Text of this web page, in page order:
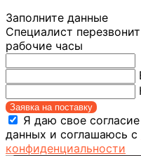
Заполните данные
Специалист
рабочие часы
Заявка на поставку
Я даю свое
данных и соглашаюсь с
конфиденциальности